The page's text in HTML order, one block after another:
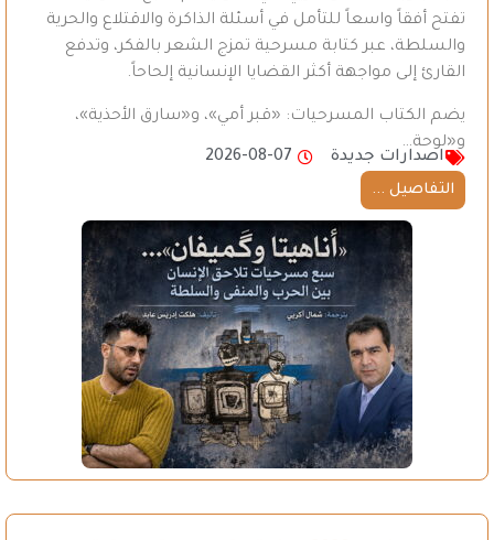
تفتح أفقاً واسعاً للتأمل في أسئلة الذاكرة والاقتلاع والحرية
والسلطة، عبر كتابة مسرحية تمزج الشعر بالفكر، وتدفع
القارئ إلى مواجهة أكثر القضايا الإنسانية إلحاحاً.
يضم الكتاب المسرحيات: «قبر أمي»، و«سارق الأحذية»،
و«لوحة…
اصدارات جديدة
2026-08-07
التفاصيل ...